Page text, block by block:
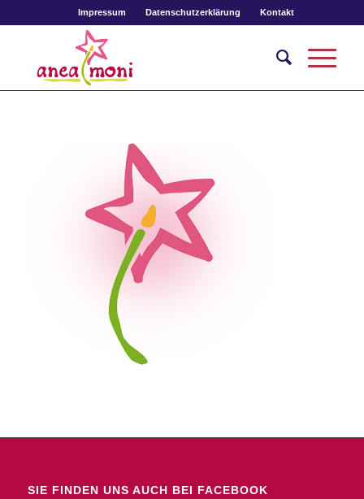
Impressum Datenschutzerklärung Kontakt
SIE FINDEN UNS AUCH BEI FACEBOOK